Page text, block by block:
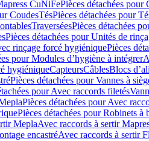
CuNiFePièces détachées
CoudesTésPièces détachées pour
TraverséesPièces détachées
Pièces détachées pour Unités de
rinçage forcé hygiéniquePièces
pour Modules d’hygiène à intégrer
hygiéniqueCapteursCâblesBlocs
Pièces détachées pour Vannes à
pour Avec raccords filetés
Pièces détachées pour Avec
Pièces détachées pour Robinets à
MeplaAvec raccords à sertir
encastréAvec raccords à sertir